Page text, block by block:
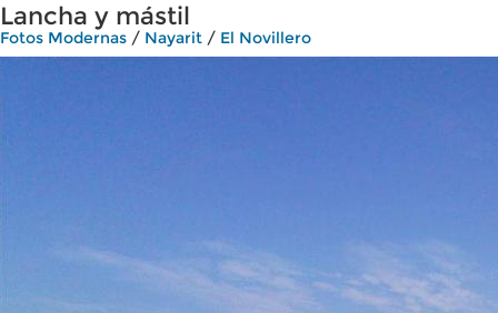
Lancha y mástil
Fotos Modernas / Nayarit / El Novillero